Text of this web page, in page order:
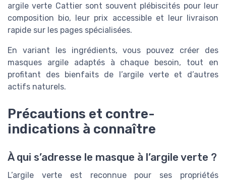
argile verte Cattier sont souvent plébiscités pour leur
composition bio, leur prix accessible et leur livraison
rapide sur les pages spécialisées.
En variant les ingrédients, vous pouvez créer des
masques argile adaptés à chaque besoin, tout en
profitant des bienfaits de l’argile verte et d’autres
actifs naturels.
Précautions et contre-
indications à connaître
À qui s’adresse le masque à l’argile verte ?
L’argile verte est reconnue pour ses propriétés